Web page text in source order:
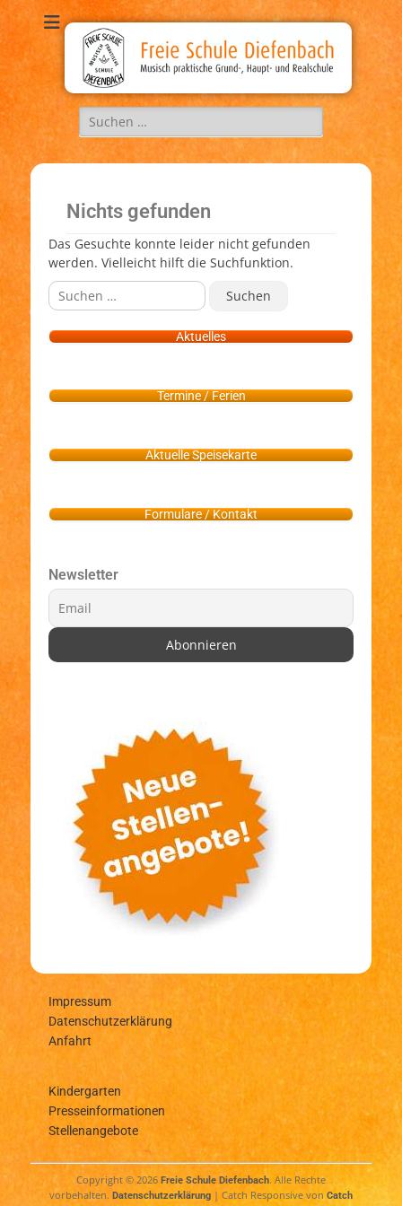
Freie Schule
Diefenbach
Musisch, praktische Grund-, Haupt-, und Realschule
Nichts gefunden
Das Gesuchte konnte leider nicht gefunden
werden. Vielleicht hilft die Suchfunktion.
Aktuelles
Termine / Ferien
Aktuelle Speisekarte
Formulare / Kontakt
Newsletter
Impressum
Datenschutzerklärung
Anfahrt
Kindergarten
Presseinformationen
Stellenangebote
Copyright © 2026 Freie Schule Diefenbach. Alle Rechte
vorbehalten. Datenschutzerklärung | Catch Responsive von Catch